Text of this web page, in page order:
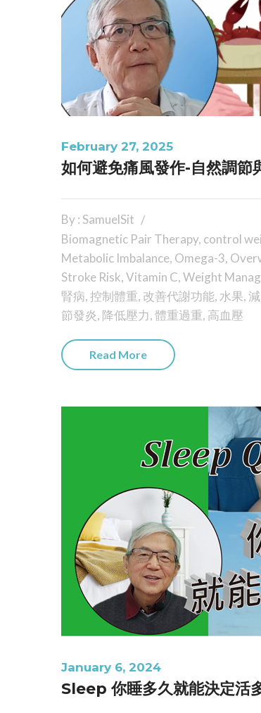
February 27, 2025
如何避免痛風發作-自然調節
By : SamuelSit
Biomagnetic Pair Therapy, control
Metabolic Imbalance, Omega-3,
Stroke Risk,Vitamin C,Weight
腎病,控制體重, 改善代謝功能, 水果,
節發炎, 降低壓力,體重過重, 高血壓
Read More
January 6, 2024
Sleep 你睡多久就能決定活